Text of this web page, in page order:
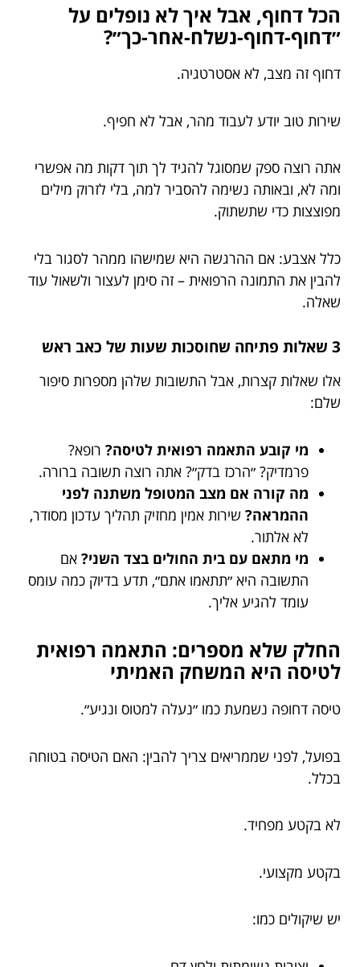
הכל דחוף, אבל איך לא נופלים על
״דחוף-דחוף-נשלח-אחר-כך״?
דחוף זה מצב, לא אסטרטגיה.
שירות טוב יודע לעבוד מהר, אבל לא חפיף.
אתה רוצה ספק שמסוגל להגיד לך תוך דקות מה אפשרי
ומה לא, ובאותה נשימה להסביר למה, בלי לזרוק מילים
מפוצצות כדי שתשתוק.
כלל אצבע: אם ההרגשה היא שמישהו ממהר לסגור בלי
להבין את התמונה הרפואית – זה סימן לעצור ולשאול עוד
שאלה.
3 שאלות פתיחה שחוסכות שעות של כאב ראש
אלו שאלות קצרות, אבל התשובות שלהן מספרות סיפור
שלם:
מי קובע התאמה רפואית לטיסה? רופא?
פרמדיק? ״הרכז בדק״? אתה רוצה תשובה ברורה.
מה קורה אם מצב המטופל משתנה לפני
ההמראה? שירות אמין מחזיק תהליך עדכון מסודר,
לא אלתור.
מי מתאם עם בית החולים בצד השני? אם
התשובה היא ״תתאמו אתם״, תדע בדיוק כמה עומס
עומד להגיע אליך.
החלק שלא מספרים: התאמה רפואית
לטיסה היא המשחק האמיתי
טיסה דחופה נשמעת כמו ״נעלה למטוס ונגיע״.
בפועל, לפני שממריאים צריך להבין: האם הטיסה בטוחה
בכלל.
לא בקטע מפחיד.
בקטע מקצועי.
יש שיקולים כמו: